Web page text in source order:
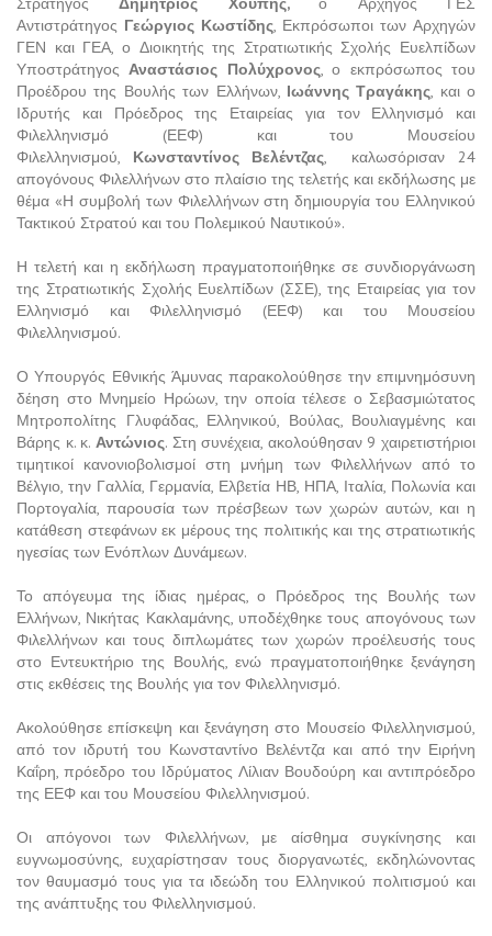
Αντιστράτηγος Γεώργιος Κωστίδης, Εκπρόσωποι των Αρχηγών
ΓΕΝ και ΓΕΑ, ο Διοικητής της Στρατιωτικής Σχολής Ευελπίδων
ΥποστράτηγοςΑναστάσιος Πολύχρονος, ο εκπρόσωπος του
Προέδρου της Βουλής των Ελλήνων, Ιωάννης Τραγάκης, και ο
Ιδρυτής και Πρόεδρος της Εταιρείας για τον Ελληνισμό και
Φιλελληνισμό (ΕΕΦ) και του Μουσείου
Φιλελληνισμού, Κωνσταντίνος Βελέντζας, καλωσόρισαν 24
απογόνους Φιλελλήνων στο πλαίσιο της τελετής και εκδήλωσης με
θέμα «Η συμβολή των Φιλελλήνων στη δημιουργία του Ελληνικού
Τακτικού Στρατού και του Πολεμικού Ναυτικού».
Η τελετή και η εκδήλωση πραγματοποιήθηκε σε συνδιοργάνωση
της Στρατιωτικής Σχολής Ευελπίδων (ΣΣΕ), της Εταιρείας για τον
Ελληνισμό και Φιλελληνισμό (ΕΕΦ) και του Μουσείου
Φιλελληνισμού.
Ο Υπουργός Εθνικής Άμυνας παρακολούθησε την επιμνημόσυνη
δέηση στο Μνημείο Ηρώων, την οποία τέλεσε ο Σεβασμιώτατος
Μητροπολίτης Γλυφάδας, Ελληνικού, Βούλας, Βουλιαγμένης και
Βάρης κ. κ. Αντώνιος. Στη συνέχεια, ακολούθησαν 9 χαιρετιστήριοι
τιμητικοί κανονιοβολισμοί στη μνήμη των Φιλελλήνων από το
Βέλγιο, την Γαλλία, Γερμανία, Ελβετία ΗΒ, ΗΠΑ, Ιταλία, Πολωνία και
Πορτογαλία, παρουσία των πρέσβεων των χωρών αυτών, και η
κατάθεση στεφάνων εκ μέρους της πολιτικής και της στρατιωτικής
ηγεσίας των Ενόπλων Δυνάμεων.
Το απόγευμα της ίδιας ημέρας, ο Πρόεδρος της Βουλής των
Ελλήνων, Νικήτας Κακλαμάνης, υποδέχθηκε τους απογόνους των
Φιλελλήνων και τους διπλωμάτες των χωρών προέλευσής τους
στο Εντευκτήριο της Βουλής, ενώ πραγματοποιήθηκε ξενάγηση
στις εκθέσεις της Βουλής για τον Φιλελληνισμό.
Ακολούθησε επίσκεψη και ξενάγηση στο Μουσείο Φιλελληνισμού,
από τον ιδρυτή του Κωνσταντίνο Βελέντζα και από την Ειρήνη
Καΐρη, πρόεδρο του Ιδρύματος Λίλιαν Βουδούρη και αντιπρόεδρο
της ΕΕΦ και του Μουσείου Φιλελληνισμού.
Οι απόγονοι των Φιλελλήνων, με αίσθημα συγκίνησης και
ευγνωμοσύνης, ευχαρίστησαν τους διοργανωτές, εκδηλώνοντας
τον θαυμασμό τους για τα ιδεώδη του Ελληνικού πολιτισμού και
της ανάπτυξης του Φιλελληνισμού.